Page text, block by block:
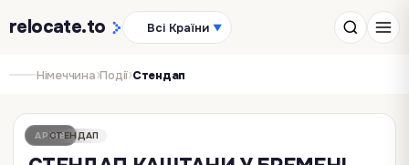
relocate.to Всі Країни ▼
Німеччина›Події›Стендап
АРХІВСТЕНДАП